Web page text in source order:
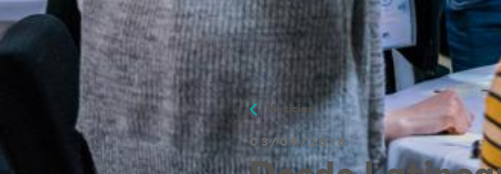
Noticias
03/09/2018